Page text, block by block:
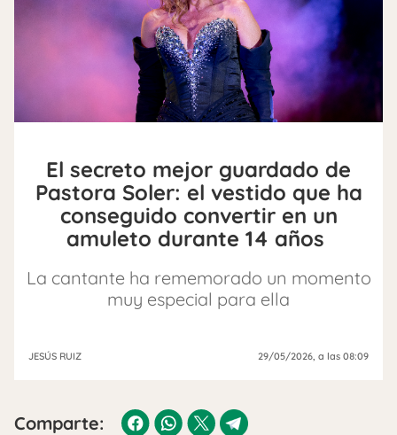
El secreto mejor guardado de
Pastora Soler: el vestido que ha
conseguido convertir en un
amuleto durante 14 años
La cantante ha rememorado un momento
muy especial para ella
JESÚS RUIZ 29/05/2026, a las 08:09
Comparte: